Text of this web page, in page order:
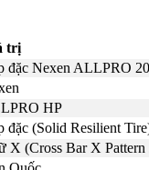
trị
đặc Nexen ALLPRO
HP
đặc (Solid Resilient
X (Cross Bar X